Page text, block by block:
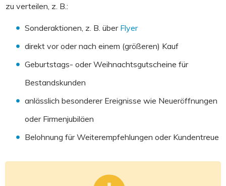
zu verteilen, z. B.:
Sonderaktionen, z. B. über Flyer
direkt vor oder nach einem (größeren) Kauf
Geburtstags- oder Weihnachtsgutscheine für
Bestandskunden
anlässlich besonderer Ereignisse wie Neueröffnungen
oder Firmenjubiläen
Belohnung für Weiterempfehlungen oder Kundentreue